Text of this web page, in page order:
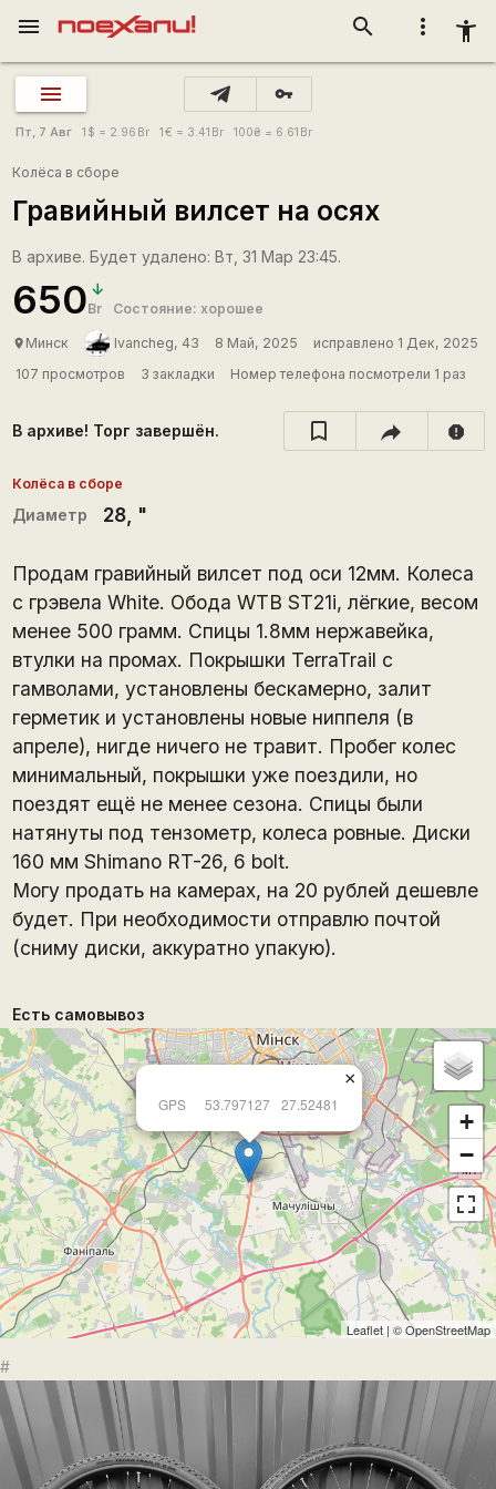
more_vert accessibility_new
search
menu
vpn_key
Пт, 7 Авг 1 $ = 2.96 Br 1€ = 3.41 Br 100₴ = 6.61 Br
Колёса в сборе
Гравийный вилсет на осях
В архиве. Будет удалено: Вт, 31 Мар 23:45.
650Br Состояние: хорошее
place Минск Ivancheg, 43 8 Май, 2025
исправлено 1 Дек, 2025
107 просмотров
3 закладки Номер телефона посмотрели 1 раз
В архиве! Торг завершён. report
Колёса в сборе
Диаметр 28, "
Продам гравийный вилсет под оси 12мм. Колеса
с грэвела White. Обода WTB ST21i, лёгкие, весом
менее 500 грамм. Спицы 1.8мм нержавейка,
втулки на промах. Покрышки TerraTrail с
гамволами, установлены бескамерно, залит
герметик и установлены новые ниппеля (в
апреле), нигде ничего не травит. Пробег колес
минимальный, покрышки уже поездили, но
поездят ещё не менее сезона. Спицы были
натянуты под тензометр, колеса ровные. Диски
160 мм Shimano RT-26, 6 bolt.
Могу продать на камерах, на 20 рублей дешевле
будет. При необходимости отправлю почтой
(сниму диски, аккуратно упакую).
Есть самовывоз
GPS 53.797127 27.52481
×
+
−
Leaflet | ©OpenStreetMap
#